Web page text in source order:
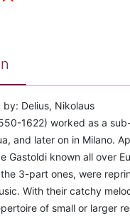
Delius, Nikolaus
1622) worked as a
and later on in Milano.
Gastoldi known all over
3-part ones, were
With their catchy
of small or larger